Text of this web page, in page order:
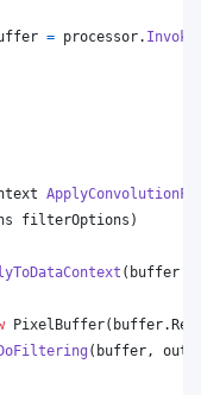
= processor. Invoke
filterOptions )
( buffer
PixelBuffer( buffer.
( buffer ,